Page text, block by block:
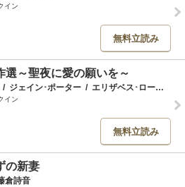
イン
無料立読み
選～聖夜に愛の願いを～
/ ジェイン･ポーター / エリザベス･ロールズ
イン
無料立読み
の新妻
倉詩音